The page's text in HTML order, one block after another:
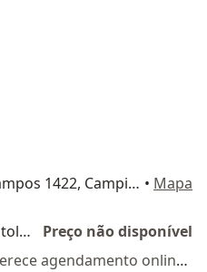
Avenida São José dos Campos 1422, Campinas • Mapa
Primeira consulta Odontológica
Preço não disponível
Esse especialista não oferece agendamento online para esse endereço.